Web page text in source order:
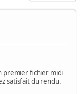
premier fichier midi
satisfait du rendu.